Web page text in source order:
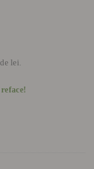
lei.